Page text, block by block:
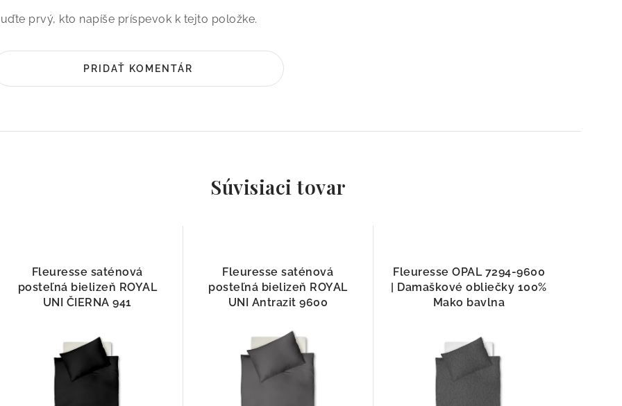
prvý, kto napíše príspevok k tejto položke.
PRIDAŤ KOMENTÁR
Súvisiaci tovar
Fleuresse saténová
posteľná bielizeň ROYAL
UNI ČIERNA 941
Fleuresse saténová
posteľná bielizeň ROYAL
UNI Antrazit 9600
Fleuresse OPAL 7294-9600
| Damaškové obliečky 100%
Mako bavlna